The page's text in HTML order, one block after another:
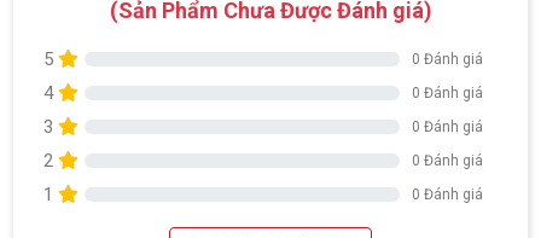
(Sản Phẩm Chưa Được Đánh giá)
5 0 Đánh giá
4 0 Đánh giá
3 0 Đánh giá
2 0 Đánh giá
1 0 Đánh giá